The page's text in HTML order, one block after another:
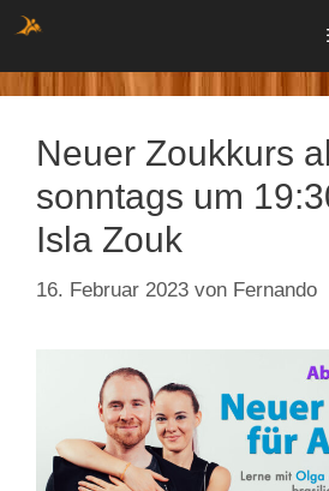
Zum
Inhalt
springen
Neuer Zoukkurs
sonntags um
Isla Zouk
16. Februar 2023 von Fernando